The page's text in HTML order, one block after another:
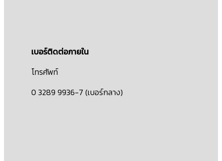
เบอร์ติดต่อภายใน
โทรศัพท์
0 3289 9936-7 (เบอร์กลาง)